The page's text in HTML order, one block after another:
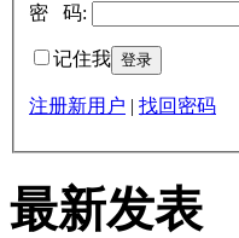
密 码:
记住我
注册新用户 | 找回密码
最新发表